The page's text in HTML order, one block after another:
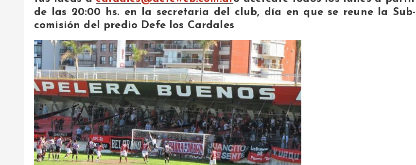
de las 20:00 hs. en la secretaria del club, día en que se reune la Sub-
comisión del predio Defe los Cardales